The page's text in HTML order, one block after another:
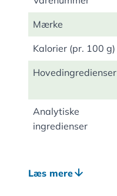
Mærke
Kalorier (pr. 100 g)
Hovedingredienser
Analytiske
ingredienser
Læs mere